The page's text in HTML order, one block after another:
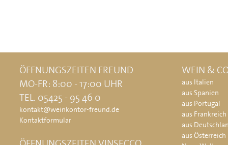
ÖFFNUNGSZEITEN FREUND
MO-FR: 8:00 - 17:00 UHR
TEL. 05425 - 95 46 0
kontakt@weinkontor-freund.de
Kontaktformular
WEIN &
aus Italien
aus Spanien
aus Portugal
aus Frankreich
aus
aus Österreich